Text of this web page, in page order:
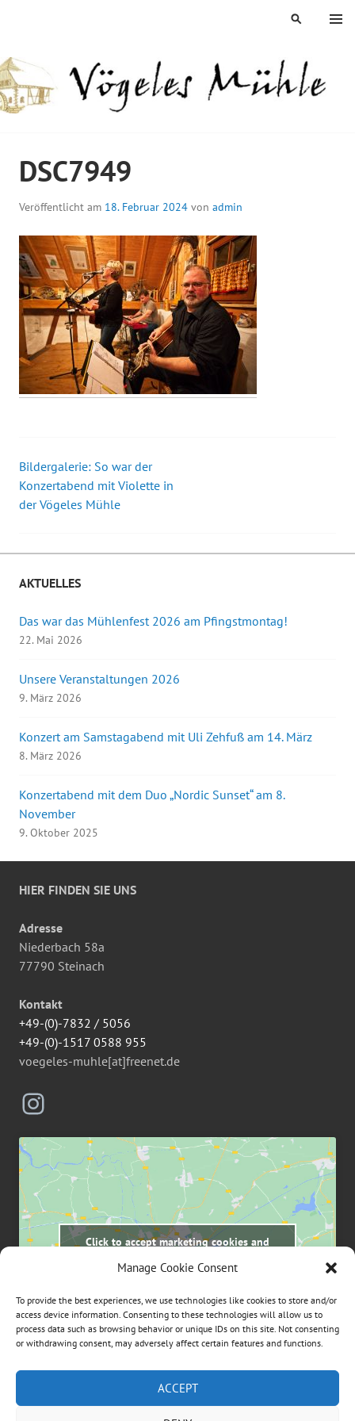
Manage Cookie Consent
To provide the best experiences, we use technologies like cookies to store and/or
access device information. Consenting to these technologies will allow us to
process data such as browsing behavior or unique IDs on this site. Not consenting
or withdrawing consent, may adversely affect certain features and functions.
ACCEPT
MENÜ
SUCHEN
DSC7949
Veröffentlicht am 18. Februar 2024 von admin
Beitrags-
Navigation
Bildergalerie: So war der
Konzertabend mit Violette in
der Vögeles Mühle
AKTUELLES
Das war das Mühlenfest 2026 am Pfingstmontag!
22. Mai 2026
Unsere Veranstaltungen 2026
9. März 2026
Konzert am Samstagabend mit Uli Zehfuß am 14. März
8. März 2026
Konzertabend mit dem Duo „Nordic Sunset“ am 8.
November
9. Oktober 2025
HIER FINDEN SIE UNS
Adresse
Niederbach 58a
77790 Steinach
Kontakt
+49-(0)-7832 / 5056
+49-(0)-1517 0588 955
voegeles-muhle[at]freenet.de
Instagram
Click to accept marketing cookies and
Suchen